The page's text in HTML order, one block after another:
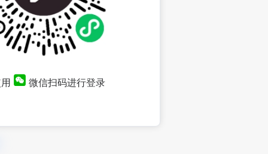
微信扫码进行登录